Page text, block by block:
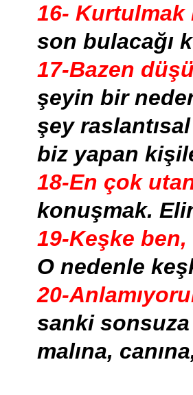
16-
son bulacağı
17-Bazen
şeyin bir
şey
biz yapan
18-En çok
konuşmak.
19-Keşke ben,
O nedenle
20-
sanki
malına,